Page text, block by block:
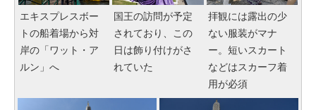
エキスプレスボー
トの船着場から対
岸の「ワット・ア
ルン」へ
国王の訪問が予定
されており、この
日は飾り付けがさ
れていた
拝観には露出の少
ない服装がマナ
ー。短いスカート
などはスカーフ着
用が必須